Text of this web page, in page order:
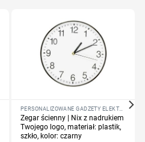
PERSONALIZOWANE GADŻETY ELEKTRONICZNE
Zegar ścienny | Nix z nadrukiem
Twojego logo, materiał: plastik,
szkło, kolor: czarny